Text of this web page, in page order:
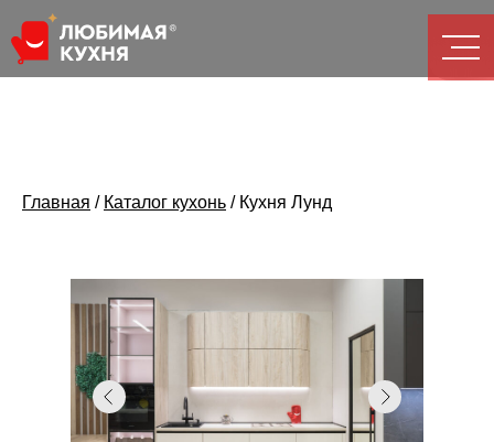
Главная / Каталог кухонь / Кухня Лунд